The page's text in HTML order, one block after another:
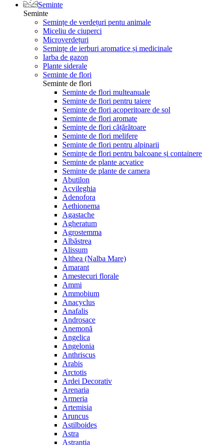
Seminte
Seminte
Semințe de verdețuri pentu animale
Miceliu de ciuperci
Microverdețuri
Semințe de ierburi aromatice și medicinale
Iarba de gazon
Plante siderale
Seminte de flori
Seminte de flori
Seminte de flori multeanuale
Seminte de flori pentru taiere
Seminte de flori acoperitoare de sol
Seminte de flori aromate
Semințe de flori cățărătoare
Seminte de flori melifere
Seminte de flori pentru alpinarii
Semințe de flori pentru balcoane și containere
Seminte de plante acvatice
Seminte de plante de camera
Abutilon
Acvileghia
Adenofora
Aethionema
Agastache
Agheratum
Agrostemma
Albăstrea
Alissum
Althea (Nalba Mare)
Amarant
Amestecuri florale
Ammi
Ammobium
Anacyclus
Anafalis
Androsace
Anemonă
Angelica
Angelonia
Anthriscus
Arabis
Arctotis
Ardei Decorativ
Arenaria
Armeria
Artemisia
Aruncus
Astilboides
Astra
Astrantia